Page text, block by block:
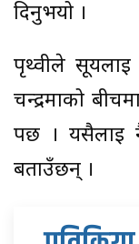
दिनुभयो ।
पृथ्वीले सूर्यलाई
चन्द्रमाको
पर्छ । यसैलाई
बताउँछन् ।